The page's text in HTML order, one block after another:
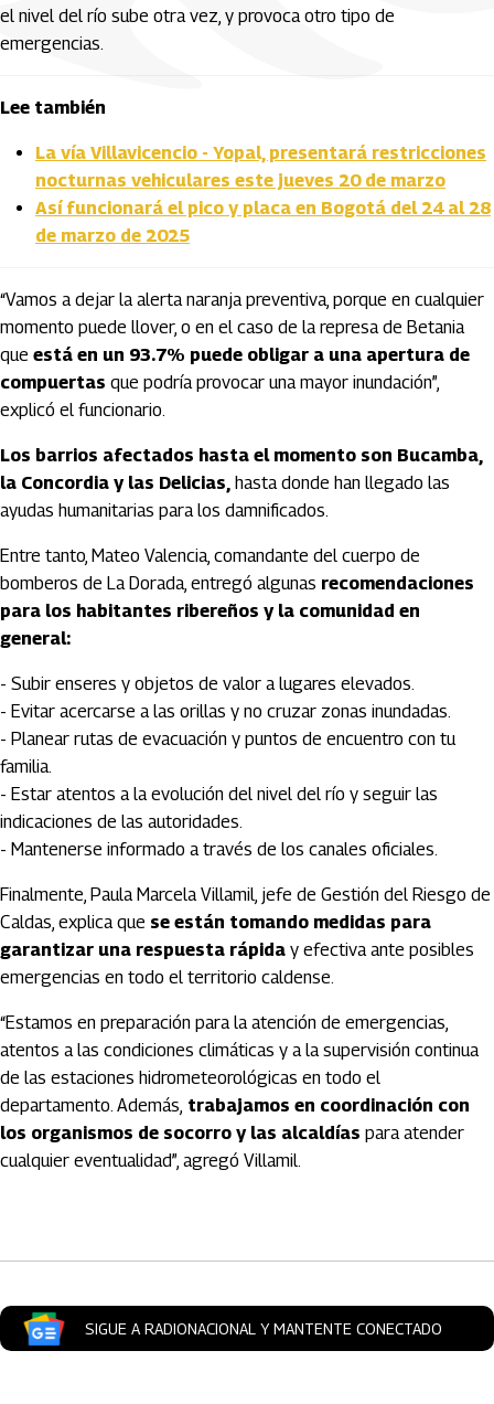
el nivel del río sube otra vez, y provoca otro tipo de
emergencias.
Lee también
La vía Villavicencio - Yopal, presentará restricciones
nocturnas vehiculares este jueves 20 de marzo
Así funcionará el pico y placa en Bogotá del 24 al 28
de marzo de 2025
“Vamos a dejar la alerta naranja preventiva, porque en cualquier
momento puede llover, o en el caso de la represa de Betania
que está en un 93.7% puede obligar a una apertura de
compuertas que podría provocar una mayor inundación”,
explicó el funcionario.
Los barrios afectados hasta el momento son Bucamba,
la Concordia y las Delicias, hasta donde han llegado las
ayudas humanitarias para los damnificados.
Entre tanto, Mateo Valencia, comandante del cuerpo de
bomberos de La Dorada, entregó algunas recomendaciones
para los habitantes ribereños y la comunidad en
general:
- Subir enseres y objetos de valor a lugares elevados.
- Evitar acercarse a las orillas y no cruzar zonas inundadas.
- Planear rutas de evacuación y puntos de encuentro con tu
familia.
- Estar atentos a la evolución del nivel del río y seguir las
indicaciones de las autoridades.
- Mantenerse informado a través de los canales oficiales.
Finalmente, Paula Marcela Villamil, jefe de Gestión del Riesgo de
Caldas, explica que se están tomando medidas para
garantizar una respuesta rápida y efectiva ante posibles
emergencias en todo el territorio caldense.
“Estamos en preparación para la atención de emergencias,
atentos a las condiciones climáticas y a la supervisión continua
de las estaciones hidrometeorológicas en todo el
departamento. Además, trabajamos en coordinación con
los organismos de socorro y las alcaldías para atender
cualquier eventualidad”, agregó Villamil.
SIGUE A RADIONACIONAL Y MANTENTE CONECTADO